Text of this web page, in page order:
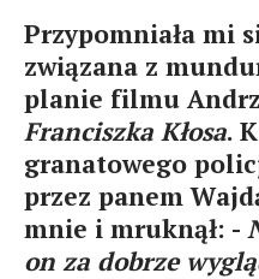
Przypomniała mi
związana z
planie filmu
Franciszka Kłosa.
granatowego
przez panem
mnie i mruknął: -
on za dobrze